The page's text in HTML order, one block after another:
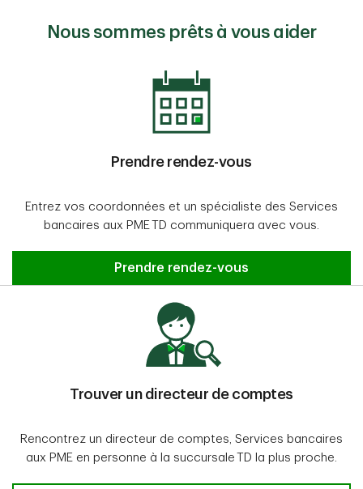
Nous sommes prêts à vous aider
Prendre rendez-vous
Entrez vos coordonnées et un spécialiste des Services
bancaires aux PME TD communiquera avec vous.
Prendre rendez-vous
Prendre rendez-vous
Trouver un directeur de comptes
Rencontrez un directeur de comptes, Services bancaires
aux PME en personne à la succursale TD la plus proche.